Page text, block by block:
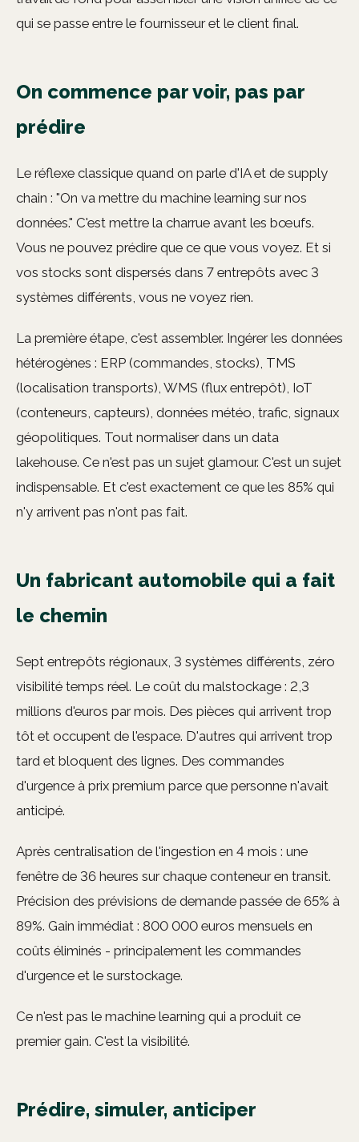
qui se passe entre le fournisseur et le client final.
On commence par voir, pas par
prédire
Le réflexe classique quand on parle d'IA et de supply
chain : "On va mettre du machine learning sur nos
données." C'est mettre la charrue avant les bœufs.
Vous ne pouvez prédire que ce que vous voyez. Et si
vos stocks sont dispersés dans 7 entrepôts avec 3
systèmes différents, vous ne voyez rien.
La première étape, c'est assembler. Ingérer les données
hétérogènes : ERP (commandes, stocks), TMS
(localisation transports), WMS (flux entrepôt), IoT
(conteneurs, capteurs), données météo, trafic, signaux
géopolitiques. Tout normaliser dans un data
lakehouse. Ce n'est pas un sujet glamour. C'est un sujet
indispensable. Et c'est exactement ce que les 85% qui
n'y arrivent pas n'ont pas fait.
Un fabricant automobile qui a fait
le chemin
Sept entrepôts régionaux, 3 systèmes différents, zéro
visibilité temps réel. Le coût du malstockage : 2,3
millions d'euros par mois. Des pièces qui arrivent trop
tôt et occupent de l'espace. D'autres qui arrivent trop
tard et bloquent des lignes. Des commandes
d'urgence à prix premium parce que personne n'avait
anticipé.
Après centralisation de l'ingestion en 4 mois : une
fenêtre de 36 heures sur chaque conteneur en transit.
Précision des prévisions de demande passée de 65% à
89%. Gain immédiat : 800 000 euros mensuels en
coûts éliminés - principalement les commandes
d'urgence et le surstockage.
Ce n'est pas le machine learning qui a produit ce
premier gain. C'est la visibilité.
Prédire, simuler, anticiper